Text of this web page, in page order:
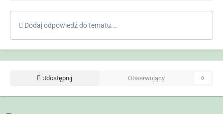
Dodaj odpowiedź do tematu...
Udostępnij Obserwujący 0